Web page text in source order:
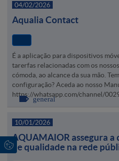
04/02/2026
Aqualia Contact
É a aplicação para dispositivos
tarerfas relacionadas com os
cómoda, ao alcance da sua mão.
configuração? Aceda ao nosso
https://whatsapp.com/channel/
general
10/01/2026
AQUAMAIOR assegura a
de qualidade na rede